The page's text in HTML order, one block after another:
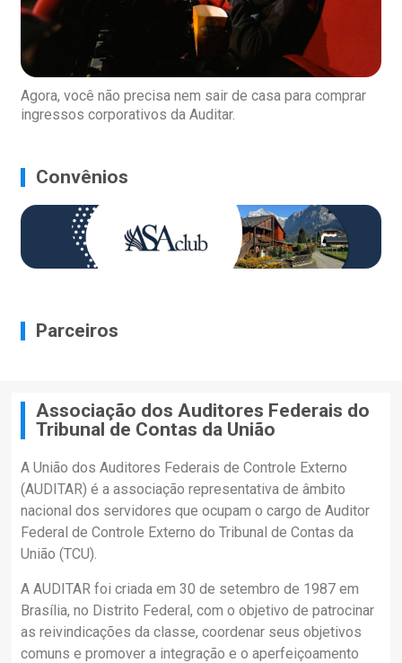
Agora, você não precisa nem sair de casa para comprar
ingressos corporativos da Auditar.
Convênios
Parceiros
Associação dos Auditores Federais do
Tribunal de Contas da União
A União dos Auditores Federais de Controle Externo
(AUDITAR) é a associação representativa de âmbito
nacional dos servidores que ocupam o cargo de Auditor
Federal de Controle Externo do Tribunal de Contas da
União (TCU).
A AUDITAR foi criada em 30 de setembro de 1987 em
Brasília, no Distrito Federal, com o objetivo de patrocinar
as reivindicações da classe, coordenar seus objetivos
comuns e promover a integração e o aperfeiçoamento